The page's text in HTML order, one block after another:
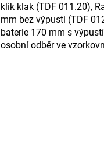
klik klak (TDF 011.20),
mm bez výpusti (TDF
baterie 170 mm s
osobní odběr ve